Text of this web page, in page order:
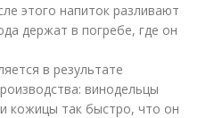
этого напиток разливают
держат в погребе, где он
в результате
винодельцы
кожицы так быстро, что он